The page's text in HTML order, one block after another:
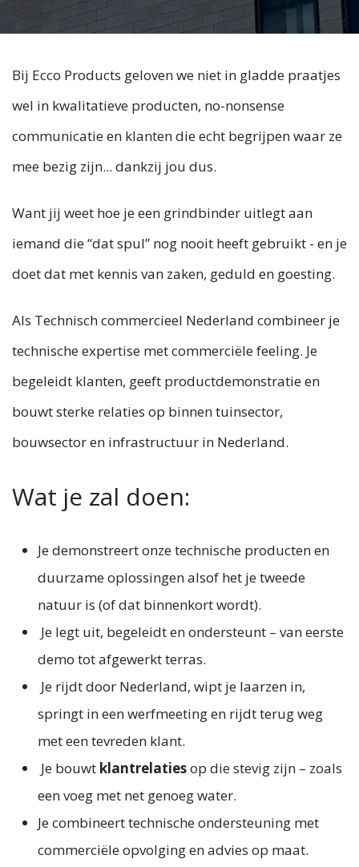
Bij Ecco Products geloven we niet in gladde praatjes
wel in kwalitatieve producten, no-nonsense
communicatie en klanten die echt begrijpen waar ze
mee bezig zijn... dankzij jou dus.
Want jij weet hoe je een grindbinder uitlegt aan
iemand die “dat spul” nog nooit heeft gebruikt - en je
doet dat met kennis van zaken, geduld en goesting.
Als Technisch commercieel Nederland combineer je
technische expertise met commerciële feeling. Je
begeleidt klanten, geeft productdemonstratie en
bouwt sterke relaties op binnen tuinsector,
bouwsector en infrastructuur in Nederland.
Wat je zal doen:
Je demonstreert onze technische producten en
duurzame oplossingen alsof het je tweede
natuur is (of dat binnenkort wordt).
Je legt uit, begeleidt en ondersteunt – van eerste
demo tot afgewerkt terras.
Je rijdt door Nederland, wipt je laarzen in,
springt in een werfmeeting en rijdt terug weg
met een tevreden klant.
Je bouwt klantrelatiesop die stevig zijn – zoals
een voeg met net genoeg water.
Je combineert technische ondersteuning met
commerciële opvolging en advies op maat.